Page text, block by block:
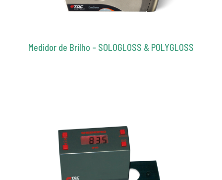
Medidor de Brilho – SOLOGLOSS & POLYGLOSS